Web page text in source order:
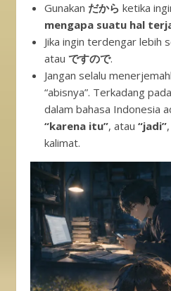
Gunakan だから ketika
mengapa suatu hal
Jika ingin terdengar lebih
atau ですので.
Jangan selalu
“abisnya”. Terkadang
dalam bahasa Indonesia
“karena itu”, atau “jadi”
kalimat.